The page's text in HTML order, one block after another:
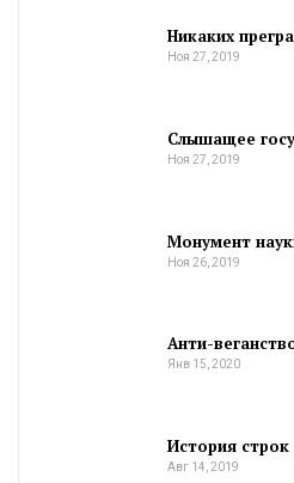
Никаких
Ноя 27, 2019
Слышащее
Ноя 27, 2019
Монумент
Ноя 26, 2019
Анти-
Янв 15, 2020
История строк
Авг 14, 2019